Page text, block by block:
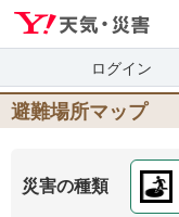
ログイン
避難場所マップ
災害の種類